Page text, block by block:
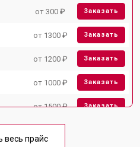
от 300 ₽ Заказать
от 1300 ₽ Заказать
от 1200 ₽ Заказать
от 1000 ₽ Заказать
от 1500 ₽ Заказать
весь прайс